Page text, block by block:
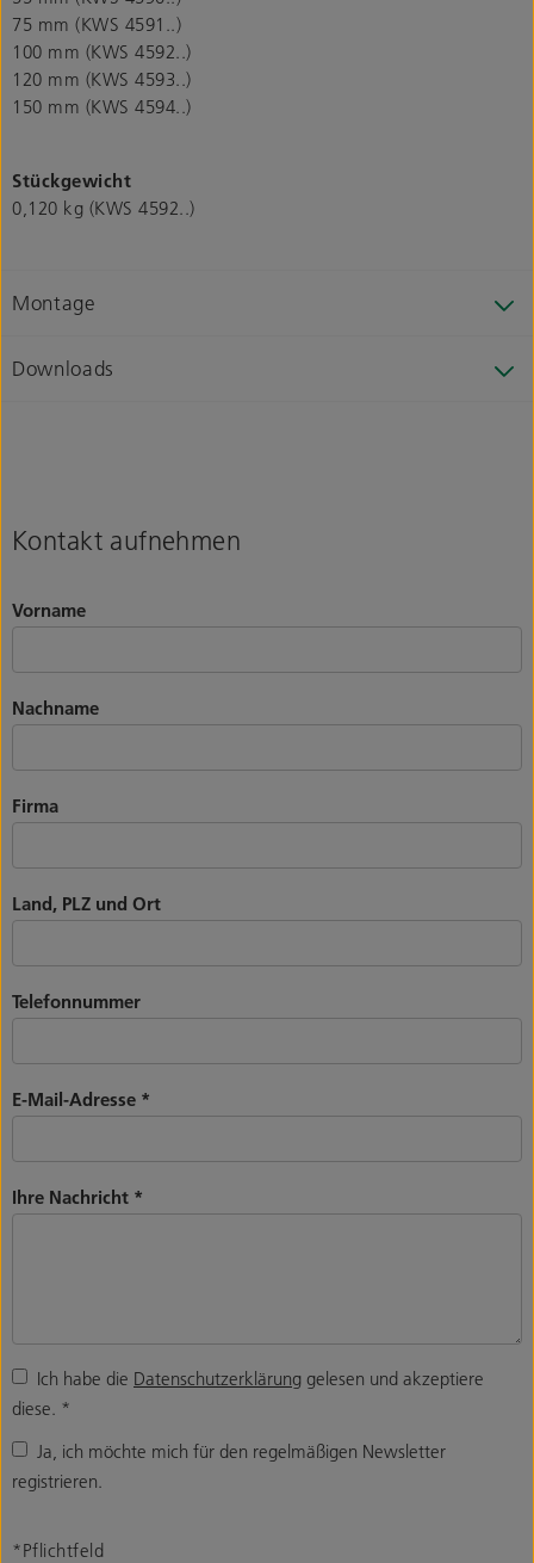
75 mm (KWS 4591..)
100 mm (KWS 4592..)
120 mm (KWS 4593..)
150 mm (KWS 4594..)
Stückgewicht
0,120 kg (KWS 4592..)
Montage
Downloads
Kontakt aufnehmen
Vorname
Nachname
Firma
Land, PLZ und Ort
Telefonnummer
E-Mail-Adresse *
Ihre Nachricht *
Ich habe die Datenschutzerklärung gelesen und akzeptiere
diese. *
Ja, ich möchte mich für den regelmäßigen Newsletter
registrieren.
*Pflichtfeld